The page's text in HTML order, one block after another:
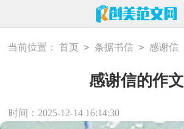
当前位置： 首页 > 条据书信 > 感谢信
感谢信的作文
时间：2025-12-14 16:14:30